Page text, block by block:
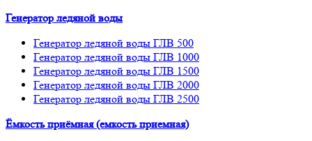
Генератор ледяной воды
Генератор ледяной воды ГЛВ 500
Генератор ледяной воды ГЛВ 1000
Генератор ледяной воды ГЛВ 1500
Генератор ледяной воды ГЛВ 2000
Генератор ледяной воды ГЛВ 2500
Ёмкость приёмная (емкость приемная)